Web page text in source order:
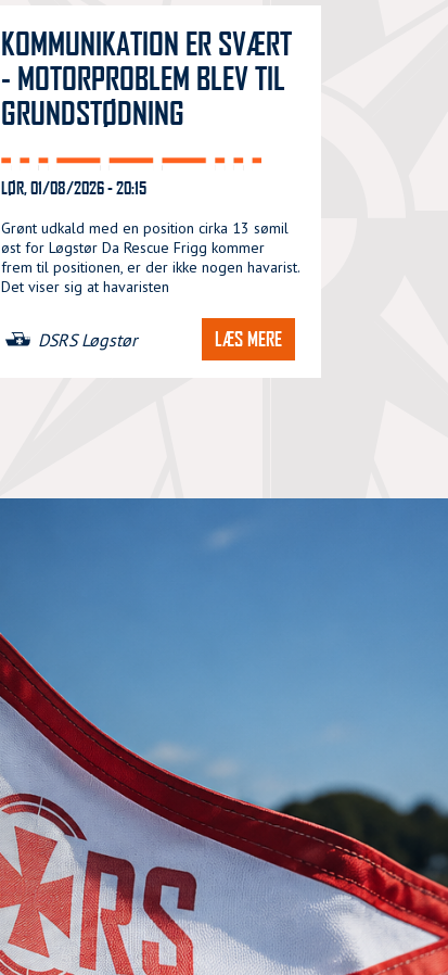
KOMMUNIKATION ER SVÆRT
- MOTORPROBLEM BLEV TIL
GRUNDSTØDNING
LØR, 01/08/2026 - 20:15
Grønt udkald med en position cirka 13 sømil
øst for Løgstør Da Rescue Frigg kommer
frem til positionen, er der ikke nogen havarist.
Det viser sig at havaristen
DSRS Løgstør LÆS MERE